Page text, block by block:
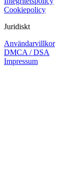
Cookiepolicy
Juridiskt
Användarvillkor
DMCA / DSA
Impressum